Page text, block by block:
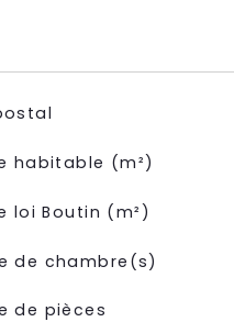
habitable (m²)
loi Boutin (m²)
de chambre(s)
de pièces